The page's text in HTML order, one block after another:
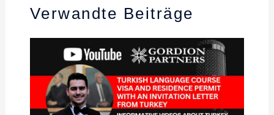
Verwandte Beiträge